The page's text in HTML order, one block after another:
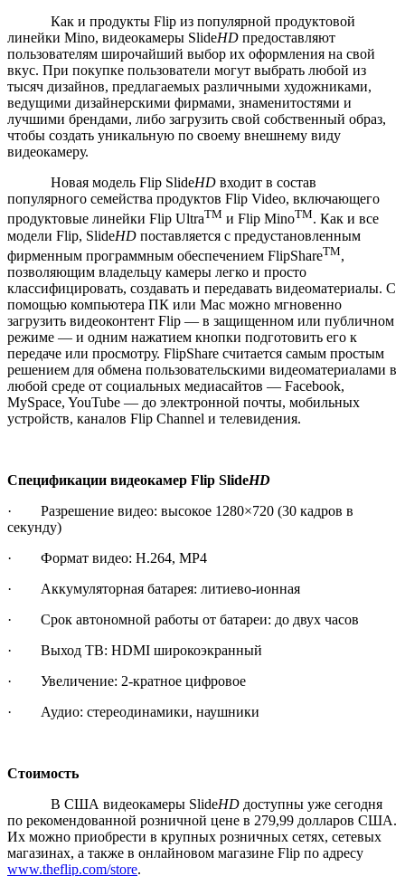
Как и продукты Flip из популярной продуктовой
линейки Mino, видеокамеры SlideHD предоставляют
пользователям широчайший выбор их оформления на свой
вкус. При покупке пользователи могут выбрать любой из
тысяч дизайнов, предлагаемых различными художниками,
ведущими дизайнерскими фирмами, знаменитостями и
лучшими брендами, либо загрузить свой собственный образ,
чтобы создать уникальную по своему внешнему виду
видеокамеру.
Новая модель Flip SlideHD входит в состав
популярного семейства продуктов Flip Video, включающего
продуктовые линейки Flip UltraTM и Flip MinoTM. Как и все
модели Flip, SlideHD поставляется с предустановленным
фирменным программным обеспечением FlipShareTM,
позволяющим владельцу камеры легко и просто
классифицировать, создавать и передавать видеоматериалы. С
помощью компьютера ПК или Mac можно мгновенно
загрузить видеоконтент Flip — в защищенном или публичном
режиме — и одним нажатием кнопки подготовить его к
передаче или просмотру. FlipShare считается самым простым
решением для обмена пользовательскими видеоматериалами в
любой среде от социальных медиасайтов — Facebook,
MySpace, YouTube — до электронной почты, мобильных
устройств, каналов Flip Channel и телевидения.
Спецификации видеокамер Flip SlideHD
· Разрешение видео: высокое 1280×720 (30 кадров в
секунду)
· Формат видео: H.264, MP4
· Аккумуляторная батарея: литиево-ионная
· Срок автономной работы от батареи: до двух часов
· Выход ТВ: HDMI широкоэкранный
· Увеличение: 2-кратное цифровое
· Аудио: стереодинамики, наушники
Стоимость
В США видеокамеры SlideHD доступны уже сегодня
по рекомендованной розничной цене в 279,99 долларов США.
Их можно приобрести в крупных розничных сетях, сетевых
магазинах, а также в онлайновом магазине Flip по адресу
www.theflip.com/store.